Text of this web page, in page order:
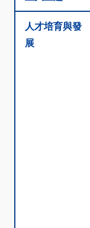
人才培育與發
展